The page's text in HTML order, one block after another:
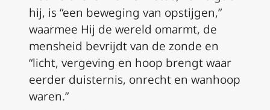
hij, is “een beweging van opstijgen,”
waarmee Hij de wereld omarmt, de
mensheid bevrijdt van de zonde en
“licht, vergeving en hoop brengt waar
eerder duisternis, onrecht en wanhoop
waren.”